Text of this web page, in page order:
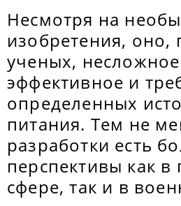
Несмотря на
изобретения, оно,
ученых,
эффективное и
определенных
питания. Тем не
разработки есть
перспективы как в
сфере, так и в